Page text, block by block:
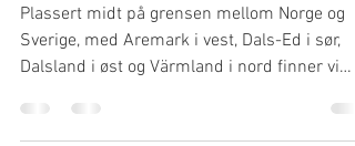
En sesong på Stora Lee
Plassert midt på grensen mellom Norge og
Sverige, med Aremark i vest, Dals-Ed i sør,